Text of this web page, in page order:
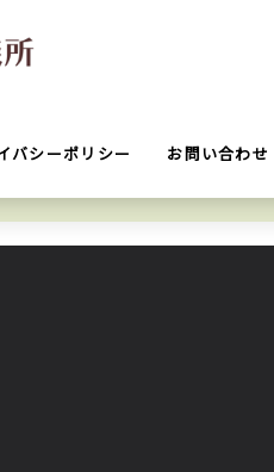
服する確実な方法
バシーポリシー お問い合わせ